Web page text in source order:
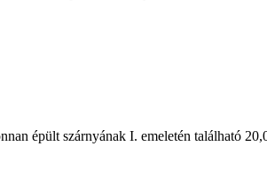
épült szárnyának I. emeletén található